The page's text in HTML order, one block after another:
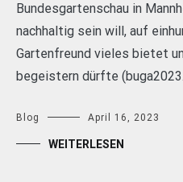
Bundesgartenschau in
nachhaltig sein will, auf
Gartenfreund vieles bietet
begeistern dürfte
Blog April 16, 2023
WEITERLESEN